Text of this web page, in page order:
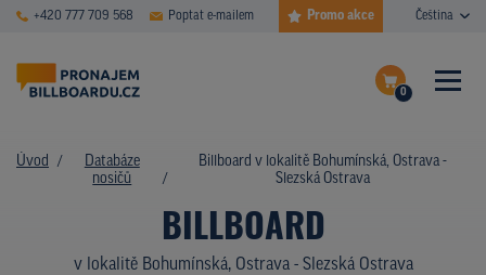
+420 777 709 568 Poptat e-mailem Promo akce Čeština
0
Dokončit poptávku
ČASTÉ DOTAZY
PLOCHY V AKCI
Úvod
Databáze
nosičů
Billboard v lokalitě Bohumínská, Ostrava -
Slezská Ostrava
BILLBOARD
v lokalitě Bohumínská, Ostrava - Slezská Ostrava